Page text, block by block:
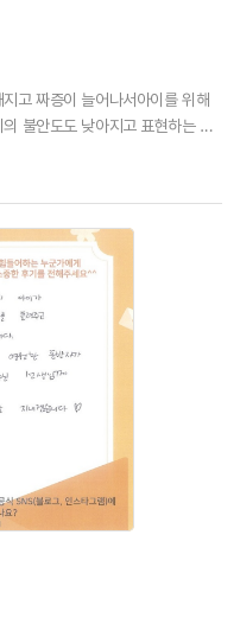
고 짜증이 늘어나서아이를 위해
불안도도 낮아지고 표현하는 방